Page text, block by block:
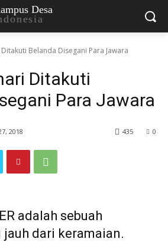
Desa
Belanda Disegani Para Jawara
Ditakuti
Para Jawara
2018 0
435
adalah sebuah
jauh dari keramaian.